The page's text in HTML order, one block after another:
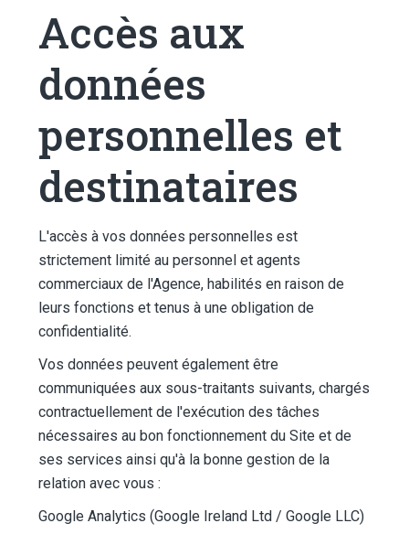
Accès aux
données
personnelles et
destinataires
L'accès à vos données personnelles est
strictement limité au personnel et agents
commerciaux de l'Agence, habilités en raison de
leurs fonctions et tenus à une obligation de
confidentialité.
Vos données peuvent également être
communiquées aux sous-traitants suivants, chargés
contractuellement de l'exécution des tâches
nécessaires au bon fonctionnement du Site et de
ses services ainsi qu'à la bonne gestion de la
relation avec vous :
Google Analytics (Google Ireland Ltd / Google LLC)